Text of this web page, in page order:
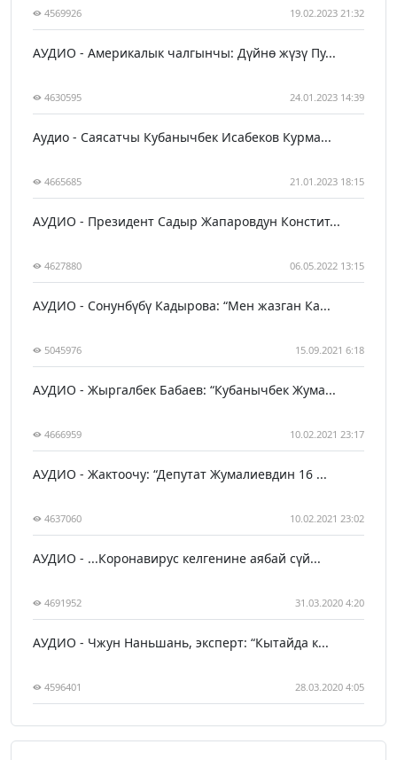
4569926 19.02.2023 21:32
АУДИО - Америкалык чалгынчы: Дүйнө жүзү Пу...
4630595 24.01.2023 14:39
Аудио - Саясатчы Кубанычбек Исабеков Курма...
4665685 21.01.2023 18:15
АУДИО - Президент Садыр Жапаровдун Констит...
4627880 06.05.2022 13:15
АУДИО - Сонунбүбү Кадырова: “Мен жазган Ка...
5045976 15.09.2021 6:18
АУДИО - Жыргалбек Бабаев: “Кубанычбек Жума...
4666959 10.02.2021 23:17
АУДИО - Жактоочу: “Депутат Жумалиевдин 16 ...
4637060 10.02.2021 23:02
АУДИО - ...Коронавирус келгенине аябай сүй...
4691952 31.03.2020 4:20
АУДИО - Чжун Наньшань, эксперт: “Кытайда к...
4596401 28.03.2020 4:05